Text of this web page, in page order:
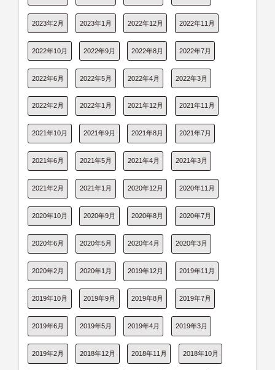
2023年2月 2023年1月 2022年12月 2022年11月
2022年10月 2022年9月 2022年8月 2022年7月
2022年6月 2022年5月 2022年4月 2022年3月
2022年2月 2022年1月 2021年12月 2021年11月
2021年10月 2021年9月 2021年8月 2021年7月
2021年6月 2021年5月 2021年4月 2021年3月
2021年2月 2021年1月 2020年12月 2020年11月
2020年10月 2020年9月 2020年8月 2020年7月
2020年6月 2020年5月 2020年4月 2020年3月
2020年2月 2020年1月 2019年12月 2019年11月
2019年10月 2019年9月 2019年8月 2019年7月
2019年6月 2019年5月 2019年4月 2019年3月
2019年2月 2018年12月 2018年11月 2018年10月